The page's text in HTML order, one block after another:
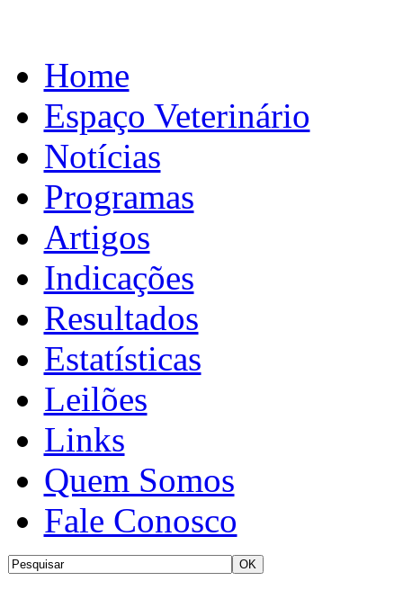
Home
Espaço Veterinário
Notícias
Programas
Artigos
Indicações
Resultados
Estatísticas
Leilões
Links
Quem Somos
Fale Conosco